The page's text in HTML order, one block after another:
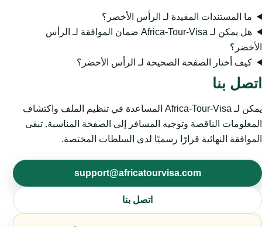
ما المستندات المفيدة لـ الرأس الأخضر؟
هل يمكن لـ Africa-Tour-Visa ضمان الموافقة لـ الرأس
الأخضر؟
كيف أختار الصفحة الصحيحة لـ الرأس الأخضر؟
اتصل بنا
يمكن لـ Africa-Tour-Visa المساعدة في تنظيم الملف واكتشاف
المعلومات الناقصة وتوجيه المسافر إلى الصفحة المناسبة. تبقى
الموافقة النهائية قرارًا رسميًا لدى السلطات المختصة.
support@africatourvisa.com
اتصل بنا